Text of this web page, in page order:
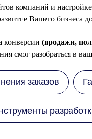
компаний и
Вашего бизнеса
конверсии (продажи,
смог разобраться в
заказов